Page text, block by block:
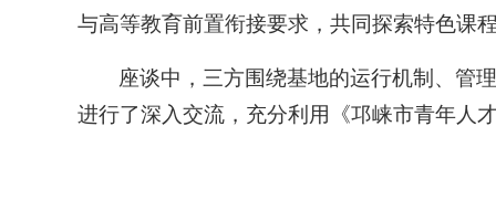
与高等教育前置衔接要求，共同探索特色课
座谈中，三方围绕基地的运行机制、管
进行了深入交流，充分利用《邛崃市青年人